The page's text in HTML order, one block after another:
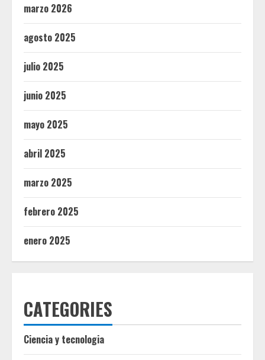
marzo 2026
agosto 2025
julio 2025
junio 2025
mayo 2025
abril 2025
marzo 2025
febrero 2025
enero 2025
CATEGORIES
Ciencia y tecnologia